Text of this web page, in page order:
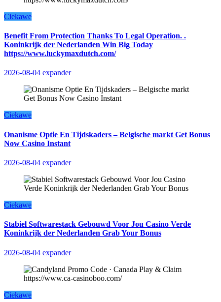
Ciekawe
Benefit From Protection Thanks To Legal Operation. .
Koninkrijk der Nederlanden Win Big Today
https://www.luckymaxdutch.com/
2026-08-04 expander
Ciekawe
Onanisme Optie En Tijdskaders – Belgische markt Get Bonus
Now Casino Instant
2026-08-04 expander
Ciekawe
Stabiel Softwarestack Gebouwd Voor Jou Casino Verde
Koninkrijk der Nederlanden Grab Your Bonus
2026-08-04 expander
Ciekawe